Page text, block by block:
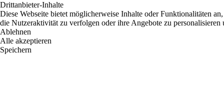
Drittanbieter-Inhalte
Diese Webseite bietet möglicherweise Inhalte oder Funktionalitäten
die Nutzeraktivität zu verfolgen oder ihre Angebote zu personalisieren
Ablehnen
Alle akzeptieren
Speichern